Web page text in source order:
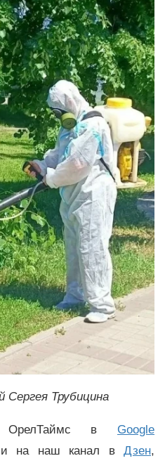
Трубицина
ОрелТаймс в Google
на наш канал вДзен,